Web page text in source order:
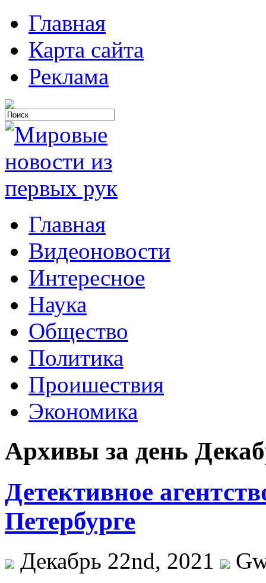
Главная
Карта сайта
Реклама
Главная
Видеоновости
Интересное
Наука
Общество
Политика
Проишествия
Экономика
Архивы за день
Детективное
Петербурге
Декабрь 22nd, 2021